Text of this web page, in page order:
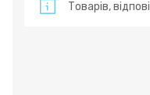
Товарів,